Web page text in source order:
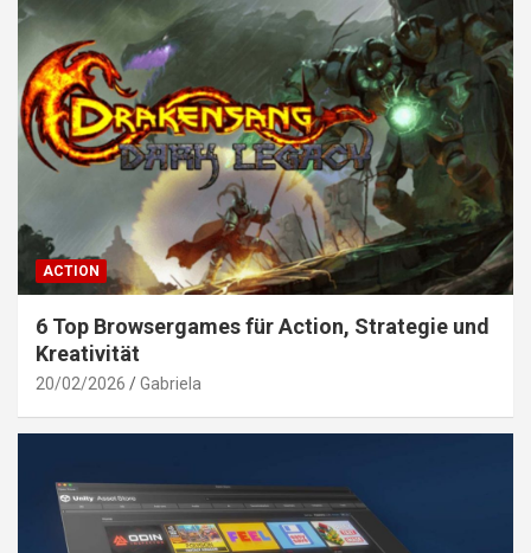
ACTION
6 Top Browsergames für Action, Strategie und
Kreativität
20/02/2026 Gabriela